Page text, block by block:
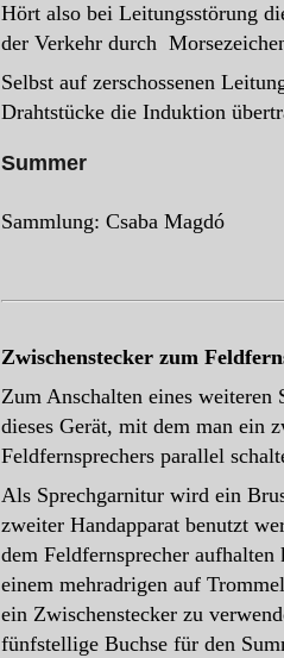
Hört also bei Leitungsstörung
der Verkehr durch
Selbst auf zerschossenen
Drahtstücke die Induktion
Summer
Sammlung: Csaba Magdó
Zwischenstecker zum
Zum Anschalten eines weiteren
dieses Gerät, mit dem man ein
Feldfernsprechers parallel
Als Sprechgarnitur wird ein
zweiter Handapparat benutzt
dem Feldfernsprecher
einem mehradrigen auf
ein Zwischenstecker zu
fünfstellige Buchse für den